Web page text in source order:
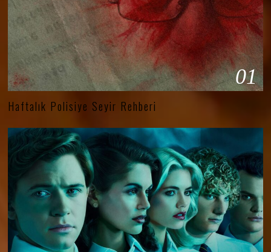
01
Haftalık Polisiye Seyir Rehberi